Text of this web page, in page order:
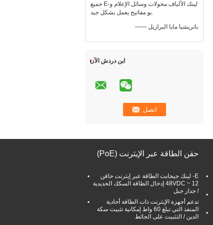
جميع E-لينك الألياف محولات وسائل الإعلام و
بو مفاتيح يعمل بشكل جيد.
—— باتريشيا مايا البرازيل
ابن دردش الآن
حقن الطاقة عبر الإيثرنت (PoE)
E- لينك جيجابت الطاقة عبر إيثرنت حاقن
12 ~ 48VDC إدخال الطاقة السكك الحديدية
/ جدار جبل
تدعم أجهزة الإيثرنت ذات الطاقة أحادية
المنفذ التي تبلغ 60 واط إمكانية تثبيت سكة
الدين / التثبيت على الحائط